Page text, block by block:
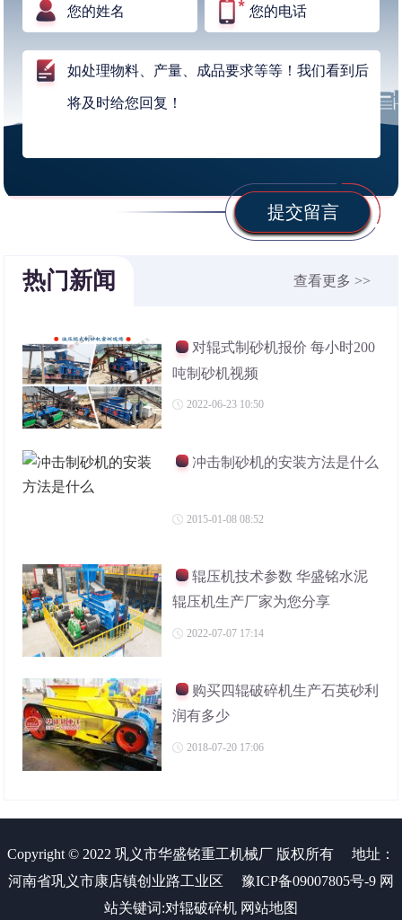
提交留言
热门新闻 查看更多 >>
对辊式制砂机报价 每小时200
吨制砂机视频
2022-06-23 10:50
冲击制砂机的安装方法是什么
2015-01-08 08:52
辊压机技术参数 华盛铭水泥
辊压机生产厂家为您分享
2022-07-07 17:14
购买四辊破碎机生产石英砂利
润有多少
2018-07-20 17:06
Copyright © 2022 巩义市华盛铭重工机械厂 版权所有
地址：
河南省巩义市康店镇创业路工业区
豫ICP备09007805号-9 网
站关键词:对辊破碎机 网站地图